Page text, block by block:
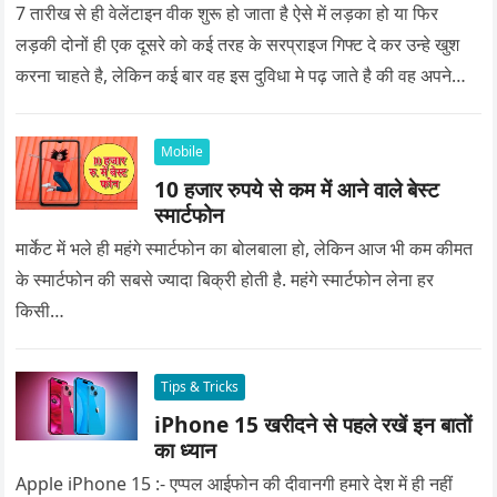
7 तारीख से ही वेलेंटाइन वीक शुरू हो जाता है ऐसे में लड़का हो या फिर
लड़की दोनों ही एक दूसरे को कई तरह के सरप्राइज गिफ्ट दे कर उन्हे खुश
करना चाहते है, लेकिन कई बार वह इस दुविधा मे पढ़ जाते है की वह अपने
Mobile
10 हजार रुपये से कम में आने वाले बेस्ट
स्मार्टफोन
मार्केट में भले ही महंगे स्मार्टफोन का बोलबाला हो, लेकिन आज भी कम कीमत
के स्मार्टफोन की सबसे ज्यादा बिक्री होती है. महंगे स्मार्टफोन लेना हर
किसी…
Tips & Tricks
iPhone 15 खरीदने से पहले रखें इन बातों
का ध्यान
Apple iPhone 15 :- एप्पल आईफोन की दीवानगी हमारे देश में ही नहीं